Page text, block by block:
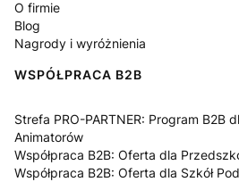
O firmie
Blog
Nagrody i wyróżnienia
WSPÓŁPRACA B2B
Strefa PRO-PARTNER: Program B2B
Animatorów
Współpraca B2B: Oferta dla
Współpraca B2B: Oferta dla Szkół